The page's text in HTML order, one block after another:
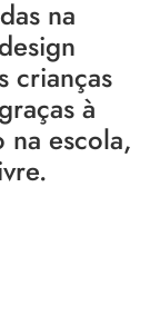
na
crianças
à
na escola,